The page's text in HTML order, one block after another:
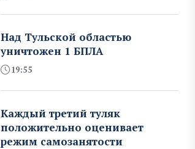
Над Тульской областью
уничтожен 1 БПЛА
19:55
Каждый третий туляк
положительно оценивает
режим самозанятости